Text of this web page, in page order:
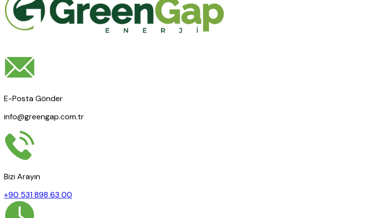
E-Posta Gönder
info@greengap.com.tr
Bizi Arayın
+90 531 898 63 00